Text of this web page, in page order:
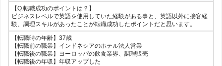
【Q.転職成功のポイントは？】
ビジネスレベルで英語を使用していた経験がある事と、英語以外に接客経
験、調理スキルがあったことが転職成功したポイントだと思います。
【転職時の年齢】37歳
【転職前の職業】インドネシアのホテル法人営業
【転職後の職業】ヨーロッパの飲食業界、調理販売
【転職後の年収】年収アップした